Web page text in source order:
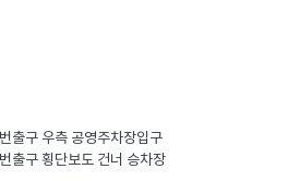
출구 우측 공영주차장입구
출구 횡단보도 건너 승차장